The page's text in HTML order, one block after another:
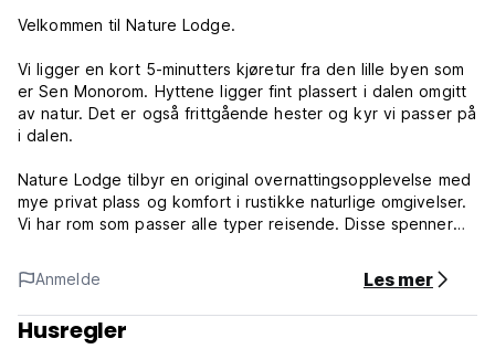
Velkommen til Nature Lodge.
Vi ligger en kort 5-minutters kjøretur fra den lille byen som
er Sen Monorom. Hyttene ligger fint plassert i dalen omgitt
av natur. Det er også frittgående hester og kyr vi passer på
i dalen.
Nature Lodge tilbyr en original overnattingsopplevelse med
mye privat plass og komfort i rustikke naturlige omgivelser.
Vi har rom som passer alle typer reisende. Disse spenner
4-sengs familiehus. Vi har en herlig og avslappende bar og
restaurantområde som selger et utvalg drinker og både
vestlig og asiatisk mat. Gratis Wi-Fi er tilgjengelig rundt
baren og restaurantområdet.
Anmelde Les mer
Husregler